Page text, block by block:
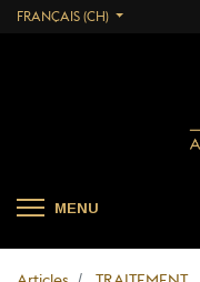
FRANÇAIS (CH)
MENU